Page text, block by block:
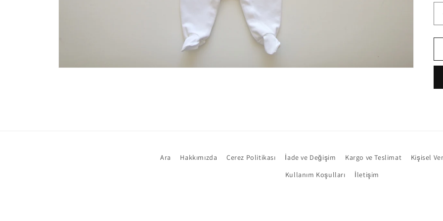
Ara Hakkımızda Çerez Politikası İade ve Değişim Kargo ve Teslimat
Kişisel
Kullanım Koşulları
İletişim